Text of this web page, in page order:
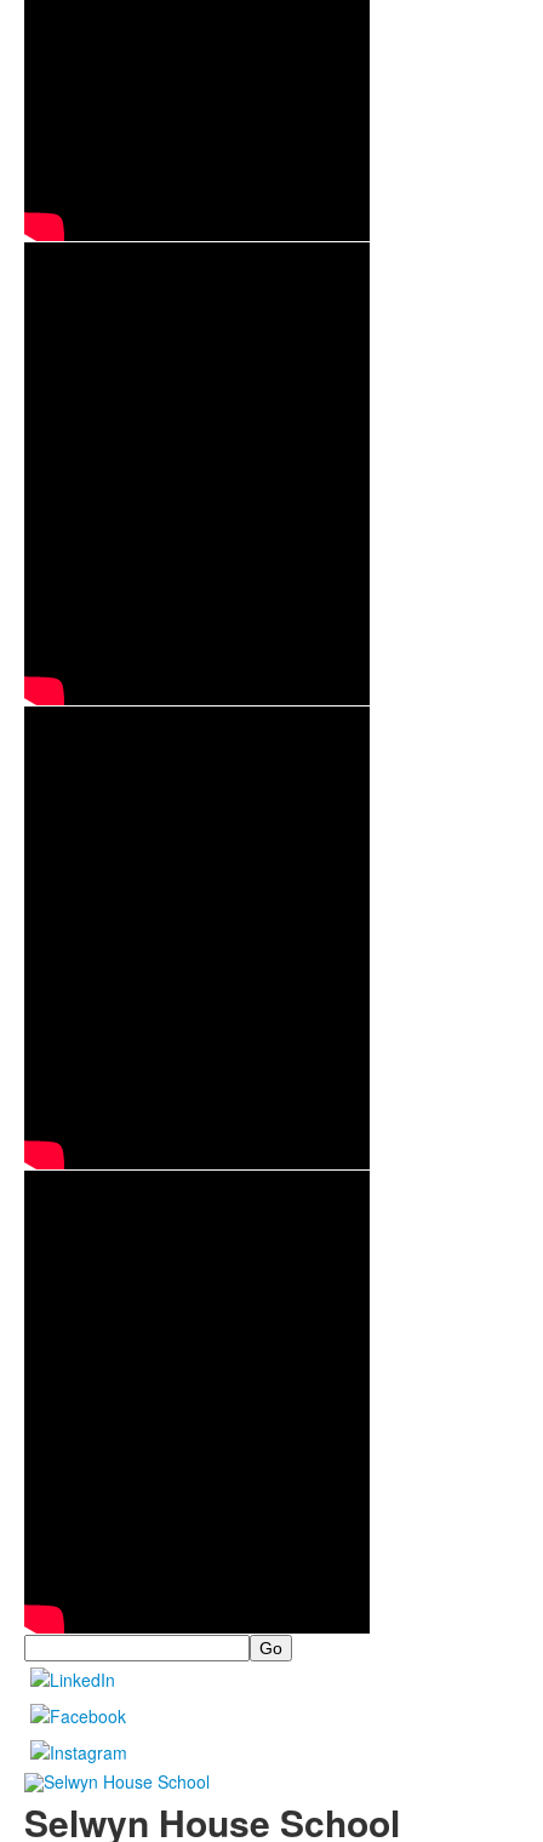
Search
Selwyn House School